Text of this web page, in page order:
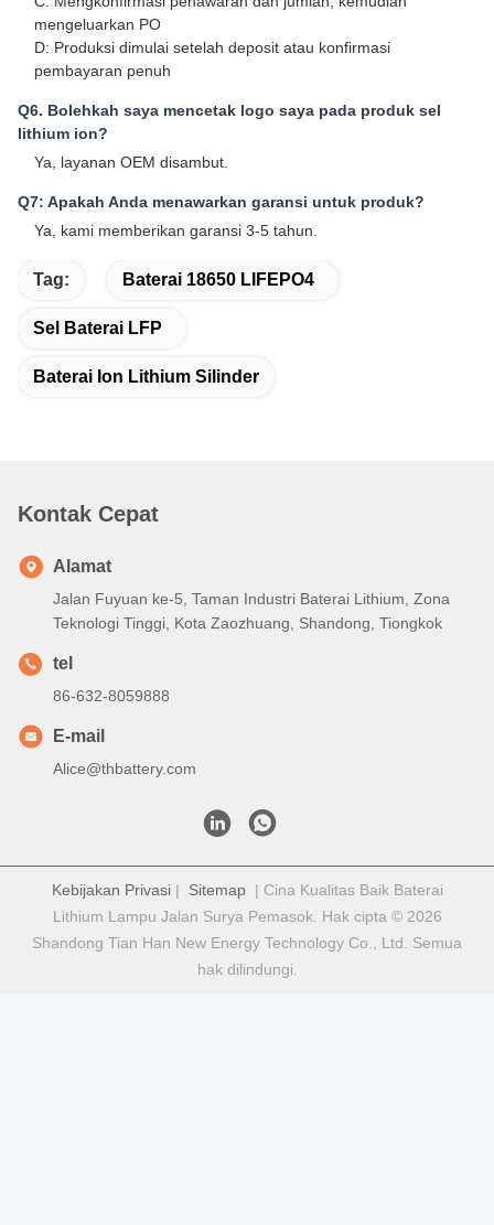
mengeluarkan PO
D: Produksi dimulai setelah deposit atau konfirmasi
pembayaran penuh
Q6. Bolehkah saya mencetak logo saya pada produk sel
lithium ion?
Ya, layanan OEM disambut.
Q7: Apakah Anda menawarkan garansi untuk produk?
Ya, kami memberikan garansi 3-5 tahun.
Tag: Baterai 18650 LIFEPO4
Sel Baterai LFP
Baterai Ion Lithium Silinder
Kontak Cepat
Alamat
Jalan Fuyuan ke-5, Taman Industri Baterai Lithium, Zona
Teknologi Tinggi, Kota Zaozhuang, Shandong, Tiongkok
tel
86-632-8059888
E-mail
Alice@thbattery.com
Kebijakan Privasi| Sitemap| Cina Kualitas Baik Baterai
Lithium Lampu Jalan Surya Pemasok. Hak cipta © 2026
Shandong Tian Han New Energy Technology Co., Ltd. Semua
hak dilindungi.